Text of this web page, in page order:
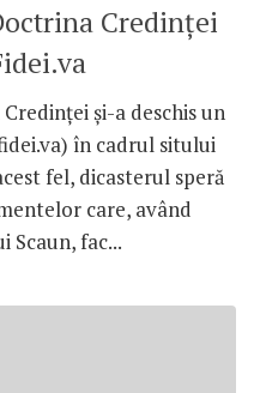
Credinţei
şi-a deschis un
în cadrul sitului
fel, dicasterul speră
care, având
Scaun, fac...